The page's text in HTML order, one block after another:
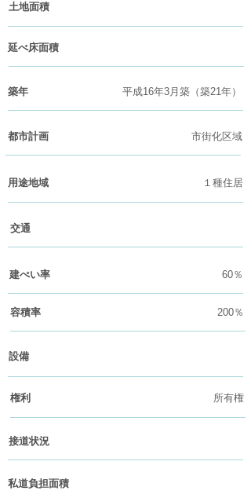
土地面積
延べ床面積
​築年 平成16年3月築（築21年）
都市計画 市街化区域
用途地域 １種住居
交通
建ぺい率 60％
​容積率 200％
設備
権利 所有権
接道状況
私道負担面積